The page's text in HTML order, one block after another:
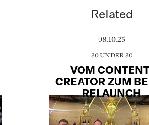
Related
08.10.25
30 UNDER 30
VOM
CREATOR ZUM
RELAUNCH